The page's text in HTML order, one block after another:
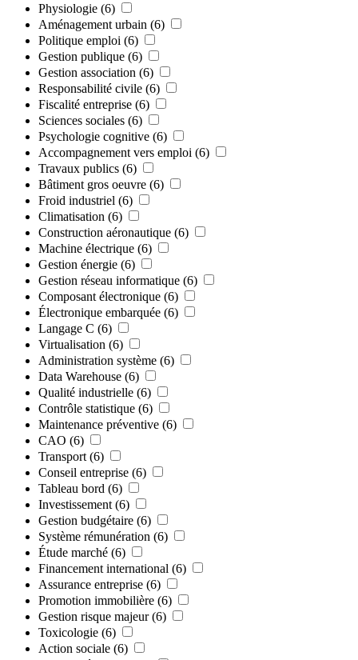
Physiologie (6)
Aménagement urbain (6)
Politique emploi (6)
Gestion publique (6)
Gestion association (6)
Responsabilité civile (6)
Fiscalité entreprise (6)
Sciences sociales (6)
Psychologie cognitive (6)
Accompagnement vers emploi (6)
Travaux publics (6)
Bâtiment gros oeuvre (6)
Froid industriel (6)
Climatisation (6)
Construction aéronautique (6)
Machine électrique (6)
Gestion énergie (6)
Gestion réseau informatique (6)
Composant électronique (6)
Électronique embarquée (6)
Langage C (6)
Virtualisation (6)
Administration système (6)
Data Warehouse (6)
Qualité industrielle (6)
Contrôle statistique (6)
Maintenance préventive (6)
CAO (6)
Transport (6)
Conseil entreprise (6)
Tableau bord (6)
Investissement (6)
Gestion budgétaire (6)
Système rémunération (6)
Étude marché (6)
Financement international (6)
Assurance entreprise (6)
Promotion immobilière (6)
Gestion risque majeur (6)
Toxicologie (6)
Action sociale (6)